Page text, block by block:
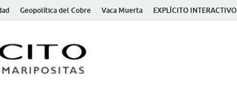
Geopolítica del Cobre Vaca Muerta EXPLÍCITO INTERACTIVO